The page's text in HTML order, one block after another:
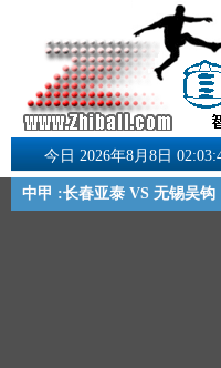
今日 2026年8月8日
中甲 :长春亚泰 VS 无锡吴钩